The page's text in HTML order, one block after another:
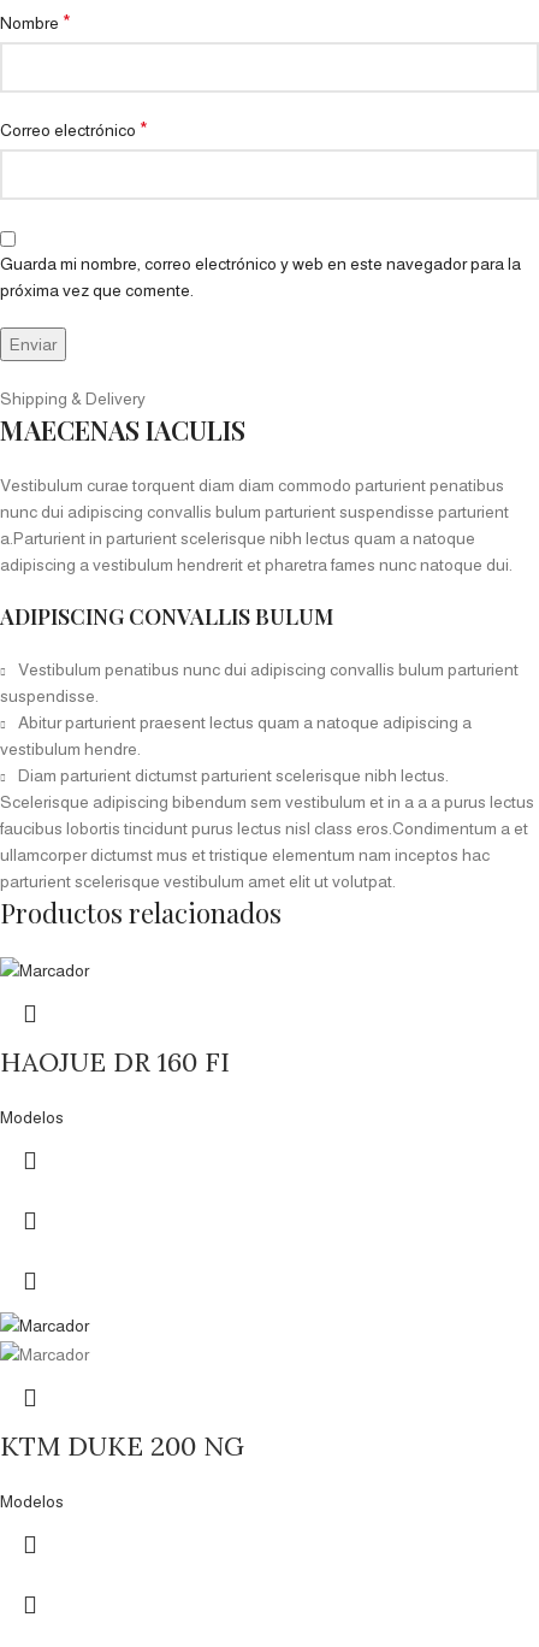
Nombre *
Correo electrónico *
Guarda mi nombre, correo electrónico y web en este navegador para la
próxima vez que comente.
Shipping & Delivery
MAECENAS IACULIS
Vestibulum curae torquent diam diam commodo parturient penatibus
nunc dui adipiscing convallis bulum parturient suspendisse parturient
a.Parturient in parturient scelerisque nibh lectus quam a natoque
adipiscing a vestibulum hendrerit et pharetra fames nunc natoque dui.
ADIPISCING CONVALLIS BULUM
Vestibulum penatibus nunc dui adipiscing convallis bulum parturient
suspendisse.
Abitur parturient praesent lectus quam a natoque adipiscing a
vestibulum hendre.
Diam parturient dictumst parturient scelerisque nibh lectus.
Scelerisque adipiscing bibendum sem vestibulum et in a a a purus lectus
faucibus lobortis tincidunt purus lectus nisl class eros.Condimentum a et
ullamcorper dictumst mus et tristique elementum nam inceptos hac
parturient scelerisque vestibulum amet elit ut volutpat.
Productos relacionados
HAOJUE DR 160 FI
Modelos
KTM DUKE 200 NG
Modelos